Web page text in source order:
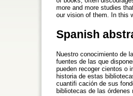
more and more studies
our vision of them. In this
Spanish
Nuestro conocimiento de
fuentes de las que
pueden recoger cientos o
historia de estas
cuantifi cación de sus
bibliotecas de las